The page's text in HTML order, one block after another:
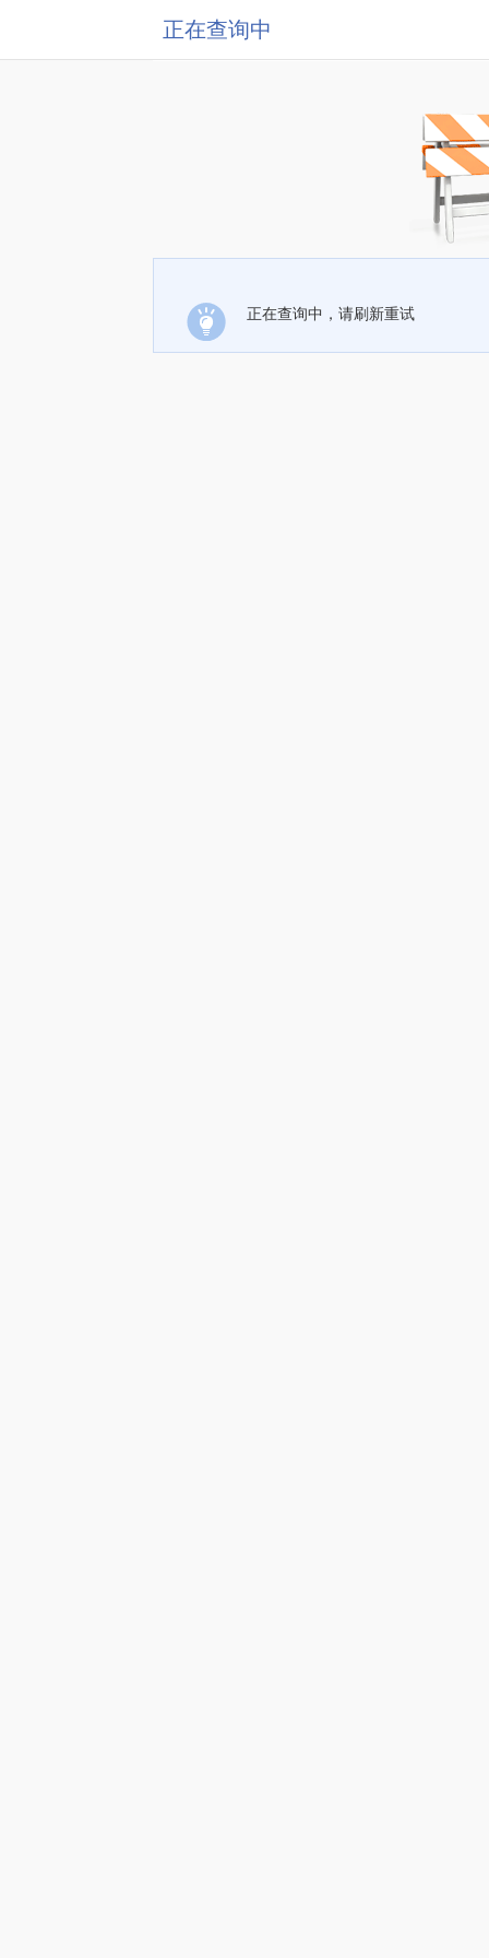
正在查询中
正在查询中，请刷新重试